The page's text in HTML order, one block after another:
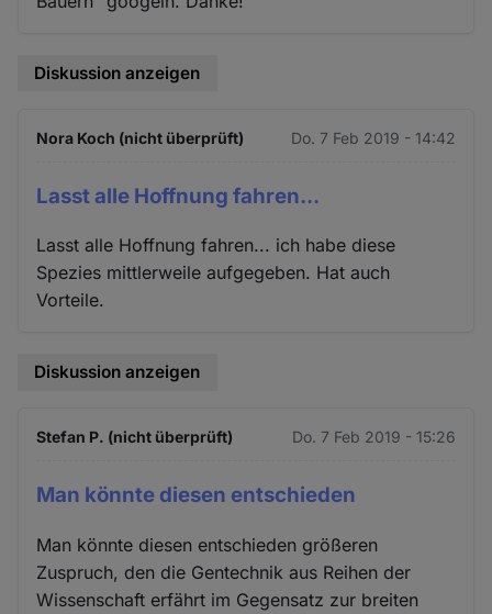
Diskussion anzeigen
Nora Koch (nicht überprüft) Do. 7 Feb 2019 - 14:42
Lasst alle Hoffnung fahren...
Lasst alle Hoffnung fahren... ich habe diese
Spezies mittlerweile aufgegeben. Hat auch
Vorteile.
Diskussion anzeigen
Stefan P. (nicht überprüft) Do. 7 Feb 2019 - 15:26
Man könnte diesen entschieden
Man könnte diesen entschieden größeren
Zuspruch, den die Gentechnik aus Reihen der
Wissenschaft erfährt im Gegensatz zur breiten